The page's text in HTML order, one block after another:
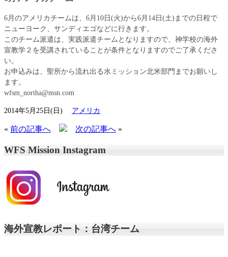
6月のアメリカチームは、6月10日(火)から6月14日(土)までの日程で
ニューヨーク、サンディエゴなどに行きます。
このチーム派遣は、実践派遣チームとなりますので、神学校の海外
宣教学２を受講されていることが条件となりますのでご了承くださ
い。
お申込みは、聖所から流れ出る水ミッション北米部門までお願いし
ます。
wfsm_northa@msn.com
2014年5月25日(日) アメリカ
« 前の記事へ 次の記事へ »
WFS Mission Instagram
海外宣教レポート：台湾チーム